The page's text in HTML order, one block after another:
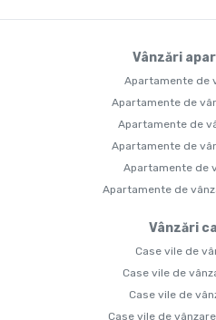
Vânzări
Apartamente de
Apartamente de
Apartamente de
Apartamente de
Apartamente de
Apartamente de
Vânzări
Case vile de
Case vile de
Case vile de
Case vile de